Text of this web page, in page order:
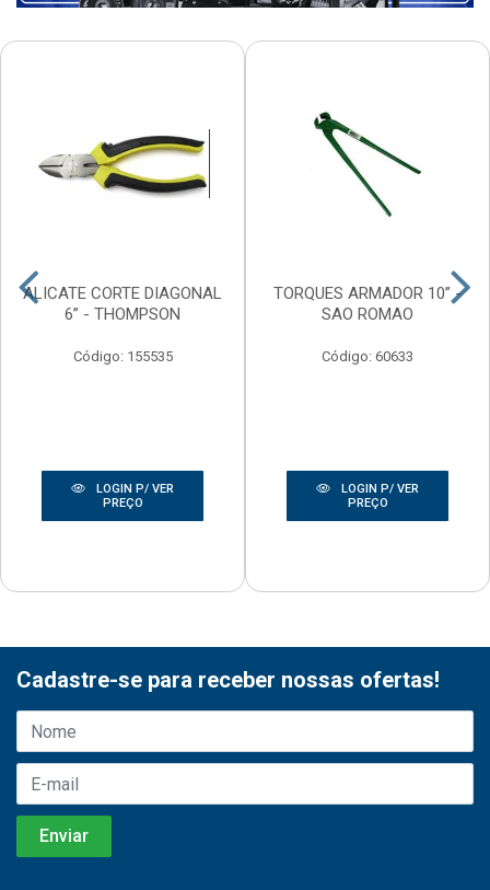
ALICATE CORTE DIAGONAL
6” - THOMPSON
Código: 155535
LOGIN P/ VER
PREÇO
TORQUES ARMADOR 10” -
SAO ROMAO
Código: 60633
LOGIN P/ VER
PREÇO
Cadastre-se para receber nossas ofertas!